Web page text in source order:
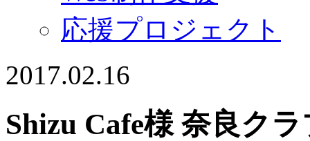
応援プロジェクト
2017.02.16
Shizu Cafe様 奈良ク